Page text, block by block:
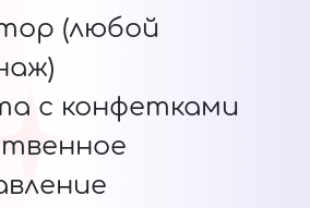
(любой
с конфетками